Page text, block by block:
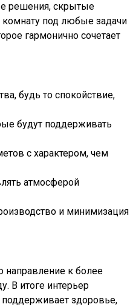
решения, скрытые
под любые задачи
гармонично сочетает
будь то спокойствие,
будут поддерживать
с характером, чем
атмосферой
и минимизация
направление к более
В итоге интерьер
здоровье,